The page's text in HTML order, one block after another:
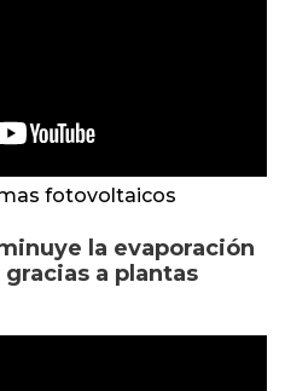
fotovoltaicos
la evaporación
a plantas